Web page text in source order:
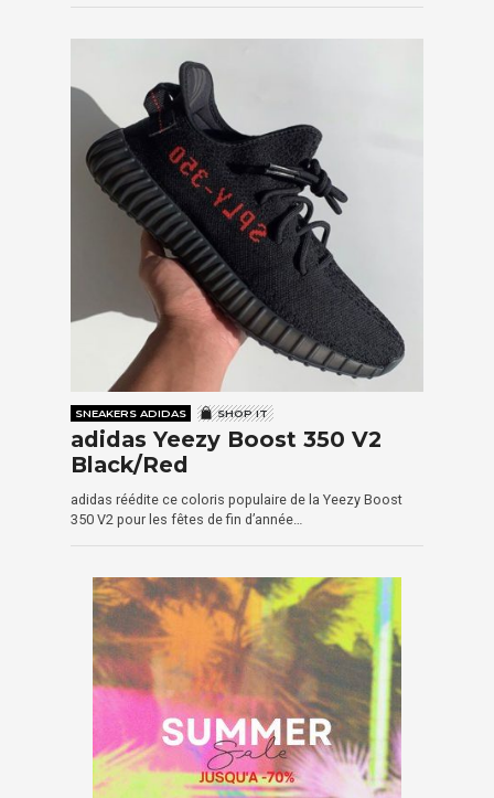
SNEAKERS ADIDAS SHOP IT
adidas Yeezy Boost 350 V2
Black/Red
adidas réédite ce coloris populaire de la Yeezy Boost
350 V2 pour les fêtes de fin d’année…